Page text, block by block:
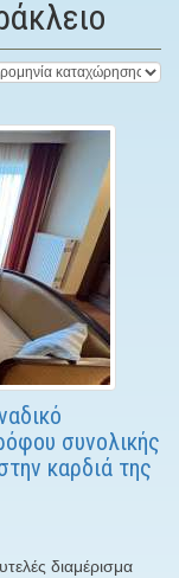
συνολικής
καρδιά της
διαμέρισμα